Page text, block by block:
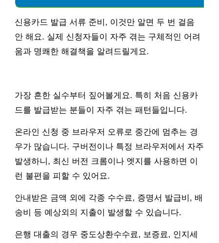
신용카드 발급 서류 준비, 이것만 알면 두 번 걸음
안 해요. 실제 신청자들이 자주 겪는 구체적인 어려
움과 명쾌한 해결책을 알려드릴게요.
가장 흔한 실수부터 짚어볼게요. 특히 처음 신용카
드를 발급받는 분들이 자주 겪는 패턴들입니다.
온라인 신청 중 브라우저 오류로 중간에 멈추는 경
우가 많습니다. 구버전이나 특정 브라우저에서 자주
발생하니, 최신 버전 크롬이나 엣지를 사용하면 이
런 불편을 피할 수 있어요.
안내받은 금액 외에 각종 수수료, 증명서 발급비, 배
송비 등 예상외의 지출이 발생할 수 있습니다.
은행 대출의 경우 중도상환수수료, 보증료, 인지세